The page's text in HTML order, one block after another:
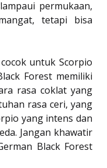
permukaan,
tetapi bisa
untuk Scorpio
Forest memiliki
rasa coklat yang
rasa ceri, yang
yang intens dan
Jangan khawatir
Black Forest